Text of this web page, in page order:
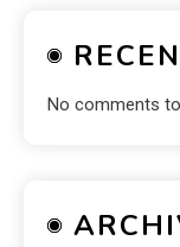
No comments